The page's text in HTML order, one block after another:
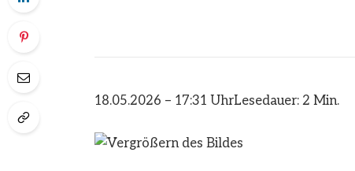
18.05.2026 – 17:31 UhrLesedauer: 2 Min.